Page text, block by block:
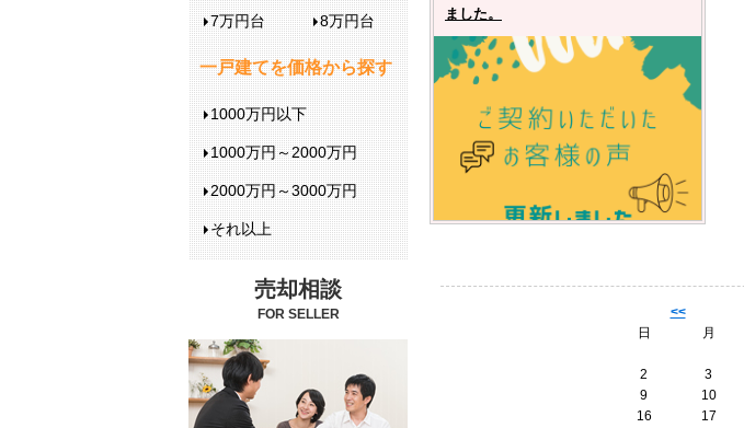
ました。
<<
日
月
2
3
9
10
16
17
7万円台 8万円台
一戸建てを価格から探す
1000万円以下
1000万円～2000万円
2000万円～3000万円
それ以上
売却相談
FOR SELLER